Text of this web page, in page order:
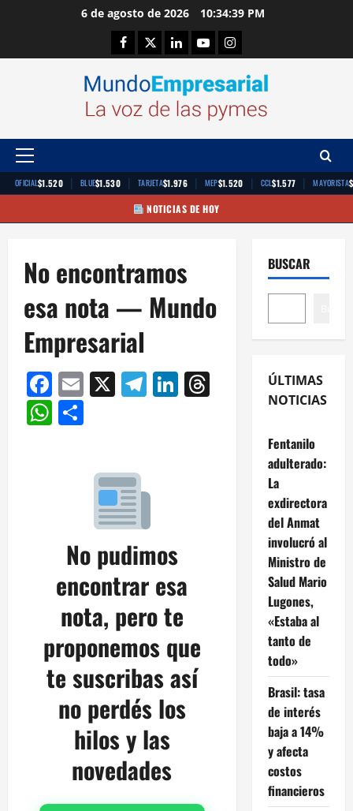
6 de agosto de 2026 10:34:40 PM
Facebook
TwitterLinkedinYoutubeInstagram
Menú
principal
OFICIAL$1.520 | BLUE$1.530 | TARJETA$1.976 | MEP$1.520 | CCL$1.577 | MAYORISTA
NOTICIAS DE HOY
No encontramos
esa nota — Mundo
Empresarial
Facebook
Email
X Telegram
LinkedIn
Threads
WhatsApp
No pudimos
encontrar esa
nota, pero te
proponemos que
te suscribas así
no perdés los
hilos y las
novedades
BUSCAR
ÚLTIMAS
NOTICIAS
Fentanilo
adulterado:
La
exdirectora
del Anmat
involucró al
Ministro de
Salud Mario
Lugones,
«Estaba al
tanto de
todo»
Brasil: tasa
de interés
baja a 14%
y afecta
costos
financieros